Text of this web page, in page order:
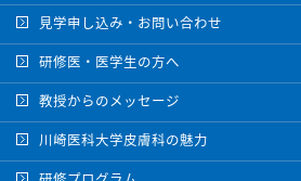
見学申し込み・お問い合わせ
研修医‧医学生の方へ
教授からのメッセージ
川崎医科大学皮膚科の魅力